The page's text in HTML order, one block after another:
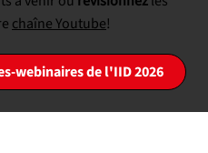
chaîne Youtube!
webinaires de l'IID 2026